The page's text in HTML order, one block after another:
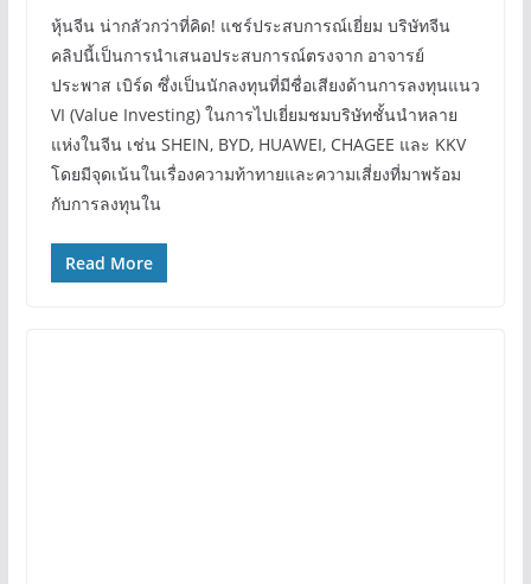
หุ้นจีน น่ากลัวกว่าที่คิด! แชร์ประสบการณ์เยี่ยม บริษัทจีน
คลิปนี้เป็นการนำเสนอประสบการณ์ตรงจาก อาจารย์
ประพาส เบิร์ด ซึ่งเป็นนักลงทุนที่มีชื่อเสียงด้านการลงทุนแนว
VI (Value Investing) ในการไปเยี่ยมชมบริษัทชั้นนำหลาย
แห่งในจีน เช่น SHEIN, BYD, HUAWEI, CHAGEE และ KKV
โดยมีจุดเน้นในเรื่องความท้าทายและความเสี่ยงที่มาพร้อม
กับการลงทุนใน
Read More